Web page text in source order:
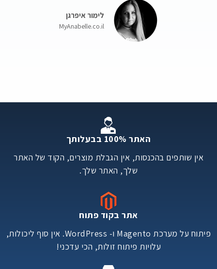
לימור איפרגן
MyAnabelle.co.il
האתר 100% בבעלותך
אין שותפים בהכנסות, אין הגבלת מוצרים, הקוד של האתר
שלך, האתר שלך.
אתר בקוד פתוח
פיתוח על מערכת Magento ו- WordPress. אין סוף ליכולות,
עלויות פיתוח זולות, הכי עדכני!